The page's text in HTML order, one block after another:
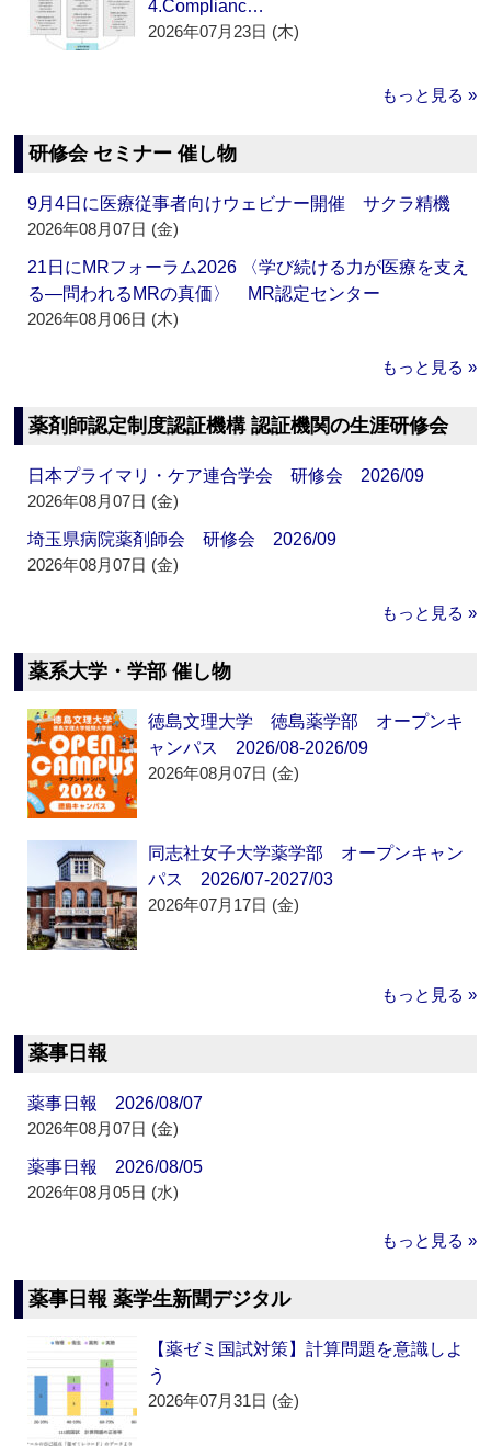
4.Complianc…
2026年07月23日 (木)
もっと見る »
研修会 セミナー 催し物
9月4日に医療従事者向けウェビナー開催 サクラ精機
2026年08月07日 (金)
21日にMRフォーラム2026 〈学び続ける力が医療を支え
る―問われるMRの真価〉 MR認定センター
2026年08月06日 (木)
もっと見る »
薬剤師認定制度認証機構 認証機関の生涯研修会
日本プライマリ・ケア連合学会 研修会 2026/09
2026年08月07日 (金)
埼玉県病院薬剤師会 研修会 2026/09
2026年08月07日 (金)
もっと見る »
薬系大学・学部 催し物
徳島文理大学 徳島薬学部 オープンキ
ャンパス 2026/08-2026/09
2026年08月07日 (金)
同志社女子大学薬学部 オープンキャン
パス 2026/07-2027/03
2026年07月17日 (金)
もっと見る »
薬事日報
薬事日報 2026/08/07
2026年08月07日 (金)
薬事日報 2026/08/05
2026年08月05日 (水)
もっと見る »
薬事日報 薬学生新聞デジタル
【薬ゼミ国試対策】計算問題を意識しよ
う
2026年07月31日 (金)